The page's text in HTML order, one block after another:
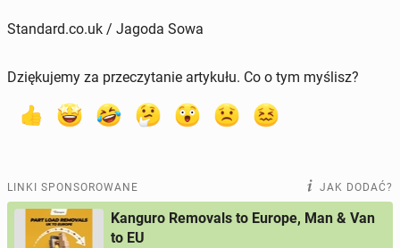
Standard.co.uk / Jagoda Sowa
Dziękujemy za przeczytanie artykułu. Co o tym myślisz?
LINKI SPONSOROWANE JAK DODAĆ?
Kanguro Removals to Europe, Man & Van
to EU